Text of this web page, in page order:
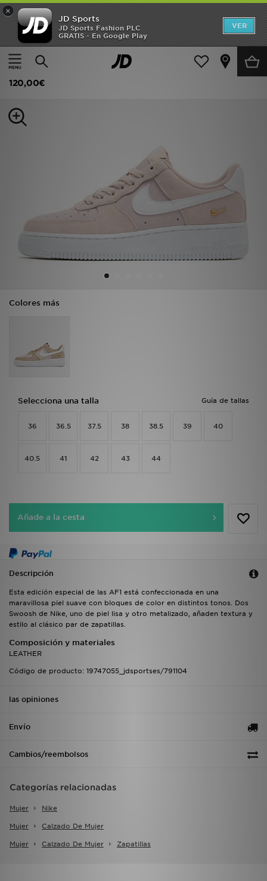
×
JD Sports
JD Sports Fashion PLC
GRATIS - En Google Play
VER
Página principal
Mujer Calzado de mujer Zapatillas
Nike Air Force 1 '07 para mujer
120,00€
Colores más
Guía de tallas
Selecciona una talla
36 36.5 37.5 38 38.5 39 40
40.5 41 42 43 44
Añade a la cesta
Descripción
Esta edición especial de las AF1 está confeccionada en una
maravillosa piel suave con bloques de color en distintos tonos. Dos
Swoosh de Nike, uno de piel lisa y otro metalizado, añaden textura y
estilo al clásico par de zapatillas.
Composición y materiales
LEATHER
Código de producto: 19747055_jdsportses/791104
las opiniones
Envío
Cambios/reembolsos
Categorías relacionadas
Mujer Nike
Mujer Calzado De Mujer
Mujer Calzado De Mujer Zapatillas
Hombre
Mujer
Estilo
Ofertas